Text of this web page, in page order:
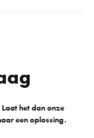
het dan onze
een oplossing.